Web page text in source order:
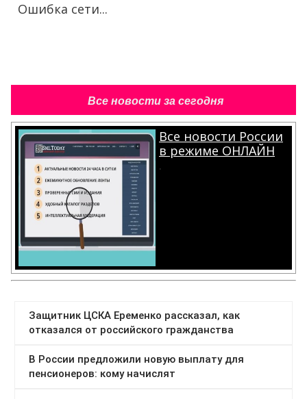
Ошибка сети...
Все новости за сегодня
Все новости России
в режиме ОНЛАЙН
.